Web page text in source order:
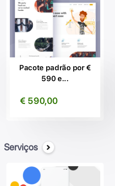
simples e intuitivo maneira.
profissionais, crie seu site
Graças a nós, nossos milhares
beneficiar das vantagens de estar
Contacte-nos, sem
Pacote padrão por €
590 e...
€ 590,00
Serviços